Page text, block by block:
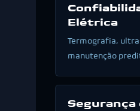
Elétrica
Termografia,
manutenção
Segurança